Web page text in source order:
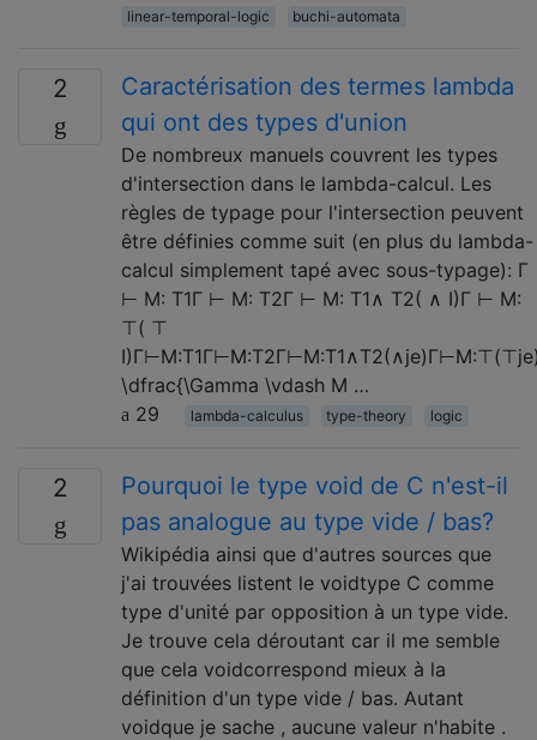
linear-temporal-logic
buchi-automata
2
Caractérisation des termes lambda
qui ont des types d'union
De nombreux manuels couvrent les types
d'intersection dans le lambda-calcul. Les
règles de typage pour l'intersection peuvent
être définies comme suit (en plus du lambda-
calcul simplement tapé avec sous-typage): Γ
⊢ M: T1Γ ⊢ M: T2Γ ⊢ M: T1∧ T2( ∧ I)Γ ⊢ M:
⊤( ⊤
\dfrac{\Gamma \vdash M …
29
lambda-calculus type-theory logic
2
Pourquoi le type void de C n'est-il
pas analogue au type vide / bas?
Wikipédia ainsi que d'autres sources que
j'ai trouvées listent le voidtype C comme
type d'unité par opposition à un type vide.
Je trouve cela déroutant car il me semble
que cela voidcorrespond mieux à la
définition d'un type vide / bas. Autant
voidque je sache , aucune valeur n'habite .